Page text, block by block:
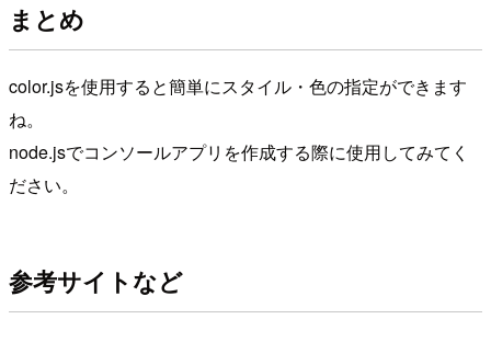
まとめ
color.jsを使用すると簡単にスタイル・色の指定ができます
ね。
node.jsでコンソールアプリを作成する際に使用してみてく
ださい。
参考サイトなど